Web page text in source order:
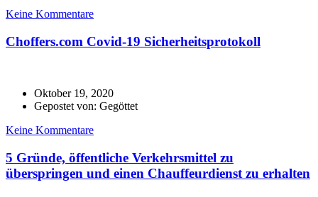
Keine Kommentare
Choffers.com Covid-19 Sicherheitsprotokoll
Oktober 19, 2020
Gepostet von: Gegöttet
Keine Kommentare
5 Gründe, öffentliche Verkehrsmittel zu
überspringen und einen Chauffeurdienst zu erhalten